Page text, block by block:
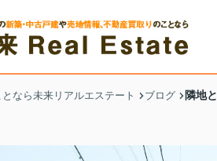
なら未来リアルエステート ブログ 隣地